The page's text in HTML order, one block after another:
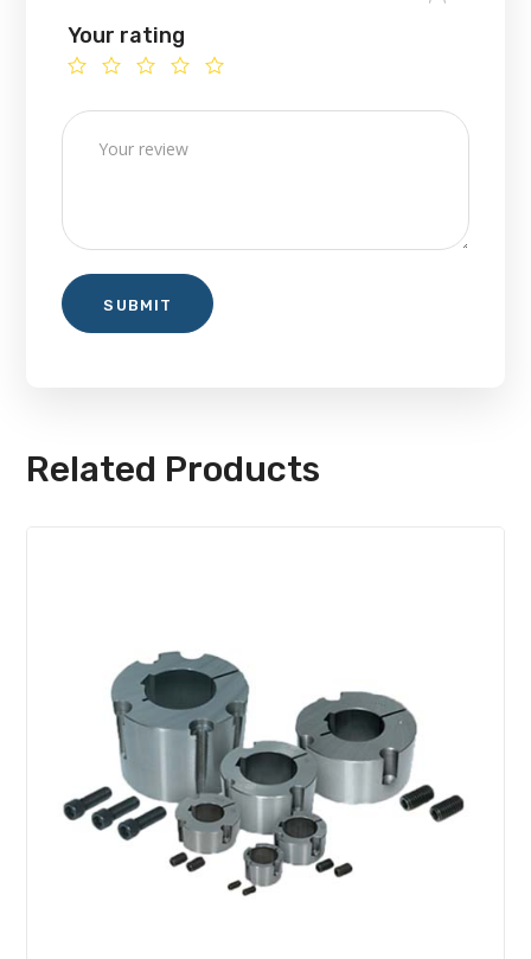
Your rating
Related Products